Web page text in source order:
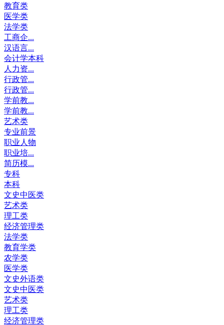
教育类
医学类
法学类
工商企...
汉语言...
会计学本科
人力资...
行政管...
行政管...
学前教...
学前教...
艺术类
专业前景
职业人物
职业培...
简历模...
专科
本科
文史中医类
艺术类
理工类
经济管理类
法学类
教育学类
农学类
医学类
文史外语类
文史中医类
艺术类
理工类
经济管理类